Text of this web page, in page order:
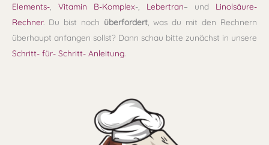
Elements-
Vitamin B-Komplex-, Lebertran– und Linolsäure-
Rechner. Du bist noch überfordert, was du mit den Rechnern
überhaupt anfangen sollst? Dann schau bitte zunächst in unsere
Schritt- für- Schritt- Anleitung